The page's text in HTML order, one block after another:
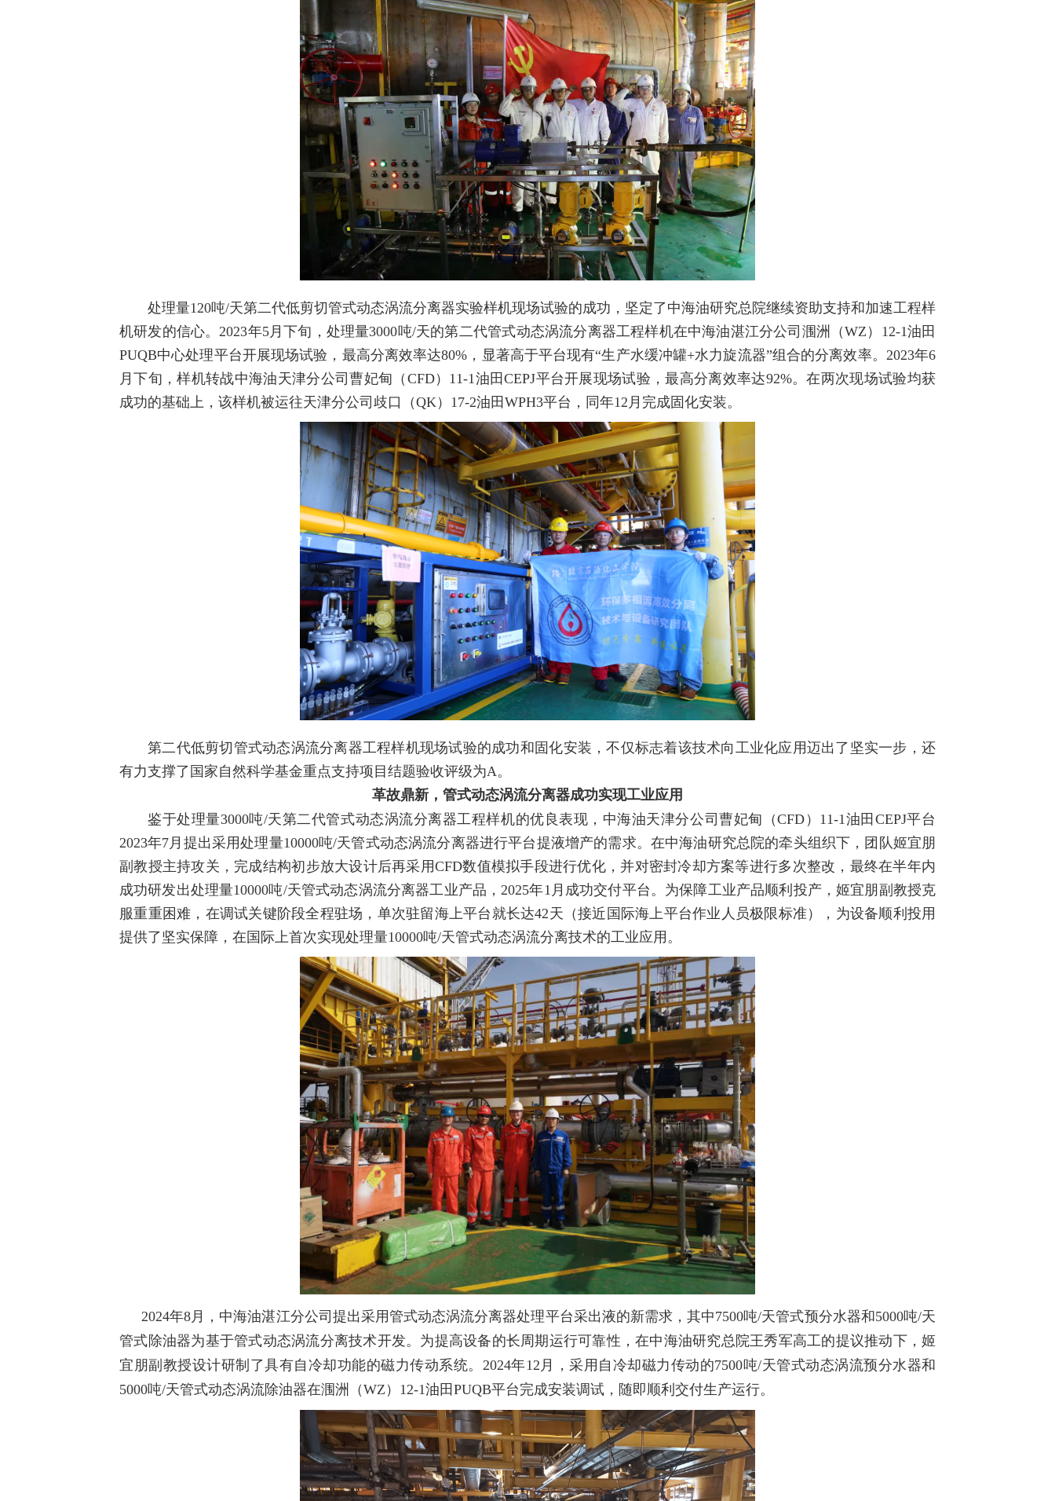
处理量120吨/天第二代低剪切管式动态涡流分离器实验样机现场试验的成功，坚定了中海油研究总院继续资助支持和加速工程样
机研发的信心。2023年5月下旬，处理量3000吨/天的第二代管式动态涡流分离器工程样机在中海油湛江分公司涠洲（WZ）12-1油田
PUQB中心处理平台开展现场试验，最高分离效率达80%，显著高于平台现有“生产水缓冲罐+水力旋流器”组合的分离效率。2023年6
月下旬，样机转战中海油天津分公司曹妃甸（CFD）11-1油田CEPJ平台开展现场试验，最高分离效率达92%。在两次现场试验均获
成功的基础上，该样机被运往天津分公司歧口（QK）17-2油田WPH3平台，同年12月完成固化安装。
第二代低剪切管式动态涡流分离器工程样机现场试验的成功和固化安装，不仅标志着该技术向工业化应用迈出了坚实一步，还
有力支撑了国家自然科学基金重点支持项目结题验收评级为A。
革故鼎新，管式动态涡流分离器成功实现工业应用
鉴于处理量3000吨/天第二代管式动态涡流分离器工程样机的优良表现，中海油天津分公司曹妃甸（CFD）11-1油田CEPJ平台
2023年7月提出采用处理量10000吨/天管式动态涡流分离器进行平台提液增产的需求。在中海油研究总院的牵头组织下，团队姬宜朋
副教授主持攻关，完成结构初步放大设计后再采用CFD数值模拟手段进行优化，并对密封冷却方案等进行多次整改，最终在半年内
成功研发出处理量10000吨/天管式动态涡流分离器工业产品，2025年1月成功交付平台。为保障工业产品顺利投产，姬宜朋副教授克
服重重困难，在调试关键阶段全程驻场，单次驻留海上平台就长达42天（接近国际海上平台作业人员极限标准），为设备顺利投用
提供了坚实保障，在国际上首次实现处理量10000吨/天管式动态涡流分离技术的工业应用。
2024年8月，中海油湛江分公司提出采用管式动态涡流分离器处理平台采出液的新需求，其中7500吨/天管式预分水器和5000吨/天
管式除油器为基于管式动态涡流分离技术开发。为提高设备的长周期运行可靠性，在中海油研究总院王秀军高工的提议推动下，姬
宜朋副教授设计研制了具有自冷却功能的磁力传动系统。2024年12月，采用自冷却磁力传动的7500吨/天管式动态涡流预分水器和
5000吨/天管式动态涡流除油器在涠洲（WZ）12-1油田PUQB平台完成安装调试，随即顺利交付生产运行。